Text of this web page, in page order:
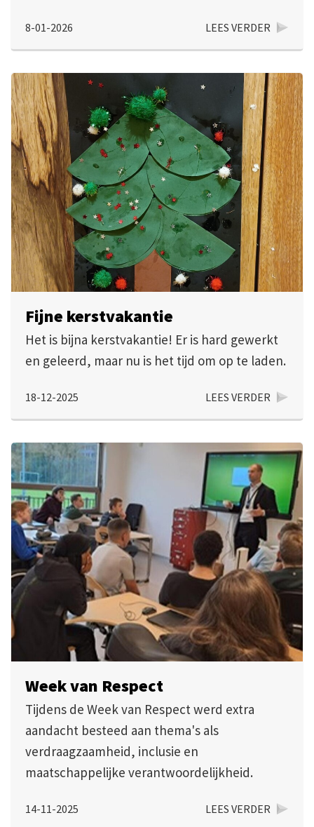
8-01-2026 LEES VERDER
Fijne kerstvakantie
Het is bijna kerstvakantie! Er is hard gewerkt
en geleerd, maar nu is het tijd om op te laden.
18-12-2025 LEES VERDER
Week van Respect
Tijdens de Week van Respect werd extra
aandacht besteed aan thema's als
verdraagzaamheid, inclusie en
maatschappelijke verantwoordelijkheid.
14-11-2025 LEES VERDER